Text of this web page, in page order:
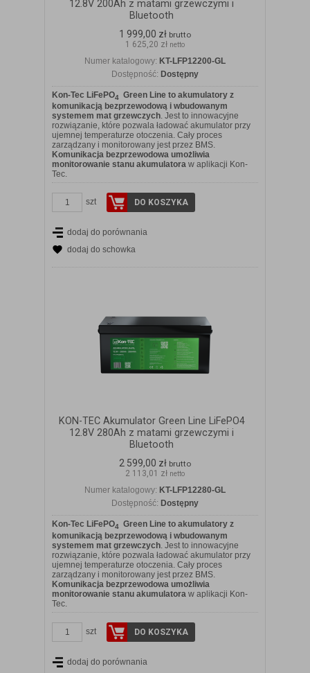
12.8V 200Ah z matami grzewczymi i
Bluetooth
1 999,00 zł brutto
1 625,20 zł netto
Numer katalogowy: KT-LFP12200-GL
Dostępność: Dostępny
Kon-Tec LiFePO4 Green Line to akumulatory z
komunikacją bezprzewodową i wbudowanym
systemem mat grzewczych. Jest to innowacyjne
rozwiązanie, które pozwala ładować akumulator przy
ujemnej temperaturze otoczenia. Cały proces
zarządzany i monitorowany jest przez BMS.
Komunikacja bezprzewodowa umożliwia
monitorowanie stanu akumulatora w aplikacji Kon-
Tec.
szt DO KOSZYKA
dodaj do porównania
dodaj do schowka
KON-TEC Akumulator Green Line LiFePO4
12.8V 280Ah z matami grzewczymi i
Bluetooth
2 599,00 zł brutto
2 113,01 zł netto
Numer katalogowy: KT-LFP12280-GL
Dostępność: Dostępny
Kon-Tec LiFePO4 Green Line to akumulatory z
komunikacją bezprzewodową i wbudowanym
systemem mat grzewczych . Jest to innowacyjne
rozwiązanie, które pozwala ładować akumulator przy
ujemnej temperaturze otoczenia. Cały proces
zarządzany i monitorowany jest przez BMS.
Komunikacja bezprzewodowa umożliwia
monitorowanie stanu akumulatora w aplikacji Kon-
Tec.
szt DO KOSZYKA
dodaj do porównania